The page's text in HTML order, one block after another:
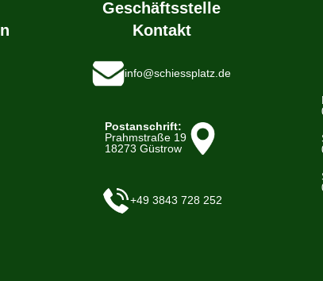
Geschäftsstelle
Kontakt
info@schiessplatz.de
Postanschrift:
Prahmstraße 19
18273 Güstrow
+49 3843 728 252